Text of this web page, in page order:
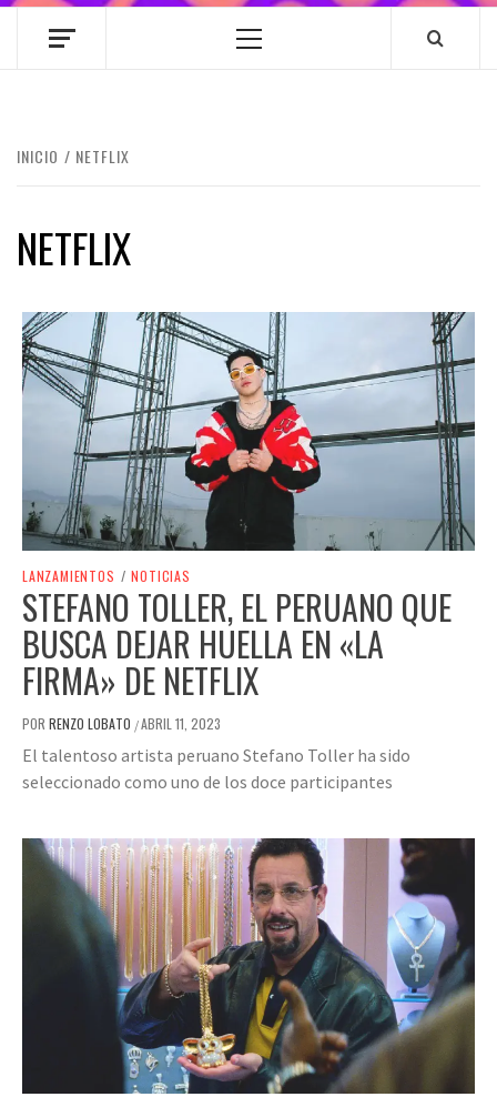
Menú
INICIO NETFLIX
NETFLIX
LANZAMIENTOS / NOTICIAS
STEFANO TOLLER, EL PERUANO QUE
BUSCA DEJAR HUELLA EN «LA
FIRMA» DE NETFLIX
POR RENZO LOBATO /ABRIL 11, 2023
El talentoso artista peruano Stefano Toller ha sido
seleccionado como uno de los doce participantes